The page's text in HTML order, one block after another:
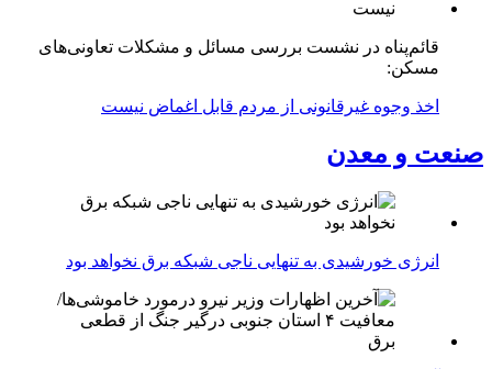
قائم‌پناه در نشست بررسی مسائل و مشکلات تعاونی‌های
مسکن:
اخذ وجوه غیرقانونی از مردم قابل اغماض نیست
صنعت و معدن
انرژی خورشیدی به تنهایی ناجی شبکه برق نخواهد بود